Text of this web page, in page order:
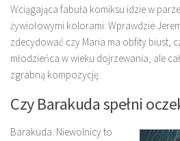
Wciągająca fabuła komiksu idzie w
żywiołowymi kolorami. Wprawdzie
zdecydować czy Maria ma obfity biust,
młodzieńca w wieku dojrzewania, ale
zgrabną kompozycję.
Czy Barakuda spełni
Barakuda. Niewolnicy to